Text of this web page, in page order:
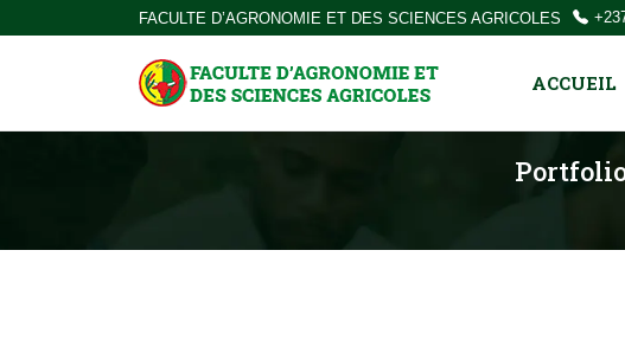
FACULTE D’AGRONOMIE ET DES SCIENCES AGRICOLES
ACCUEIL